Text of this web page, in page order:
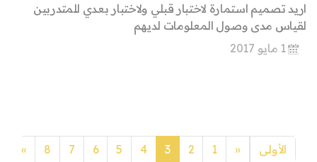
اريد تصميم استمارة لاختبار قبلي ولاختبار بعدي للمتدربين
لقياس مدى وصول المعلومات لديهم
1 مايو 2017
الأولى «
Previous
1
2
3
4
5
6
7
8
»